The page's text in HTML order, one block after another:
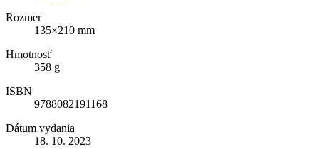
Rozmer
135×210 mm
Hmotnosť
358 g
ISBN
9788082191168
Dátum vydania
18. 10. 2023